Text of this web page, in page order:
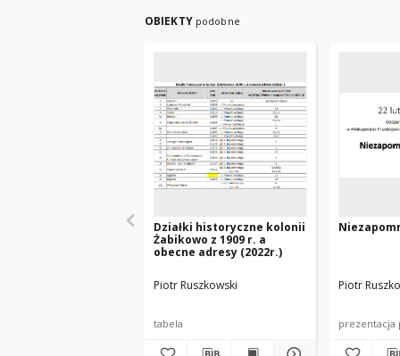
OBIEKTY podobne
Działki historyczne kolonii
Żabikowo z 1909 r. a
obecne adresy (2022r.)
Piotr Ruszkowski
tabela
Piotr
prezentacja